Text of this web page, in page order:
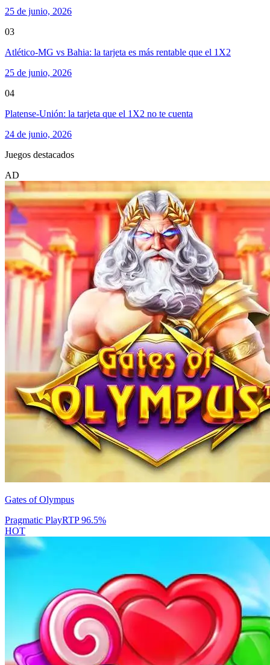
25 de junio, 2026
03
Atlético-MG vs Bahia: la tarjeta es más rentable que el 1X2
25 de junio, 2026
04
Platense-Unión: la tarjeta que el 1X2 no te cuenta
24 de junio, 2026
Juegos destacados
AD
Gates of Olympus
Pragmatic PlayRTP96.5%
HOT